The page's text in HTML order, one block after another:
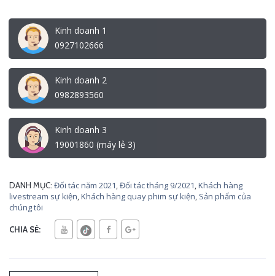
Kinh doanh 1
0927102666
Kinh doanh 2
0982893560
Kinh doanh 3
19001860 (máy lẻ 3)
DANH MỤC: Đối tác năm 2021,Đối tác tháng 9/2021,Khách hàng
livestream sự kiện,Khách hàng quay phim sự kiện, Sản phẩm của
chúng tôi
CHIA SẺ: